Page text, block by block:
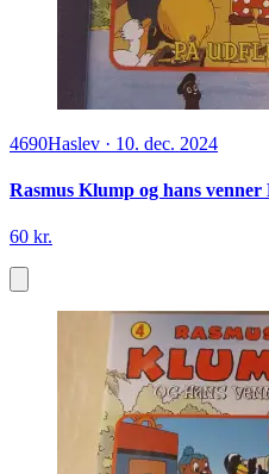
4690Haslev · 10. dec. 2024
Rasmus Klump og hans
60 kr.